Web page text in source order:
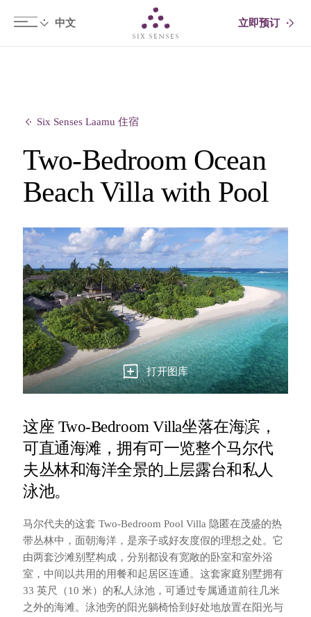
立即预订
Six Senses Laamu 住宿
Two-Bedroom Ocean
Beach Villa with Pool
打开图库
这座 Two-Bedroom Villa坐落在海滨，
可直通海滩，拥有可一览整个马尔代
夫丛林和海洋全景的上层露台和私人
泳池。
马尔代夫的这套 Two-Bedroom Pool Villa 隐匿在茂盛的热
带丛林中，面朝海洋，是亲子或好友度假的理想之处。它
由两套沙滩别墅构成，分别都设有宽敞的卧室和室外浴
室，中间以共用的用餐和起居区连通。这套家庭别墅拥有
33 英尺（10 米）的私人泳池，可通过专属通道前往几米
之外的海滩。泳池旁的阳光躺椅恰到好处地放置在阳光与